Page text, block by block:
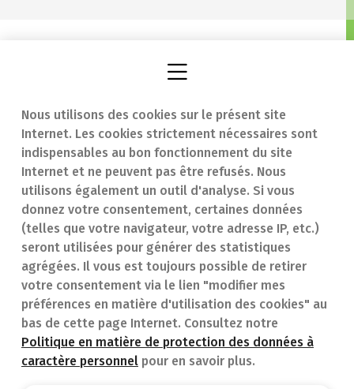
Nous utilisons des cookies sur le présent site
Internet. Les cookies strictement nécessaires sont
indispensables au bon fonctionnement du site
Internet et ne peuvent pas être refusés. Nous
utilisons également un outil d'analyse. Si vous
donnez votre consentement, certaines données
(telles que votre navigateur, votre adresse IP, etc.)
seront utilisées pour générer des statistiques
agrégées. Il vous est toujours possible de retirer
votre consentement via le lien "modifier mes
préférences en matière d'utilisation des cookies" au
bas de cette page Internet. Consultez notre
Politique en matière de protection des données à
caractère personnel pour en savoir plus.
Trouver une
pharmacie
Notre expertise
Maladies
Médicaments
En cas d'urgence
Contact
Questions
fréquentes (FAQ)